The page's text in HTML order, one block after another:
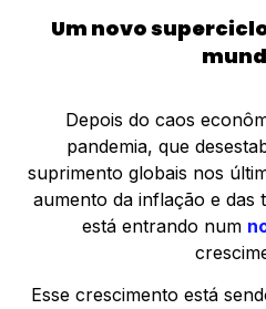
Um novo
Depois do caos
pandemia, que
suprimento globais nos
aumento da inflação e das
está entrando num
Esse crescimento está